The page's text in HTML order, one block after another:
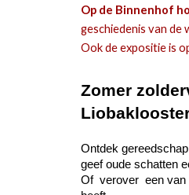
Op de Binnenhof
geschiedenis van de
Ook de expositie is
Zomer
Ontdek
geef oude schatten
Of verover een van